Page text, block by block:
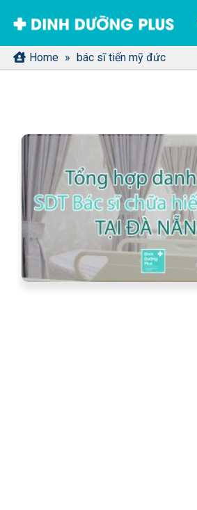
qua
nội
dung Home » bác sĩ tiến mỹ đức